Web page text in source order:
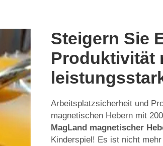
Steigern Sie
Produktivität
Arbeitsplatzsicherheit und
magnetischen Hebern mit
MagLand magnetischer
Kinderspiel! Es ist nicht